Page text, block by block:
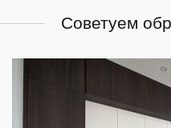
Советуем